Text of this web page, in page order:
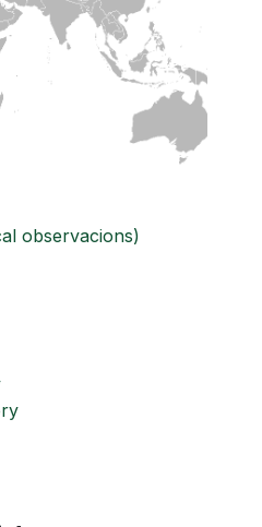
observacions)